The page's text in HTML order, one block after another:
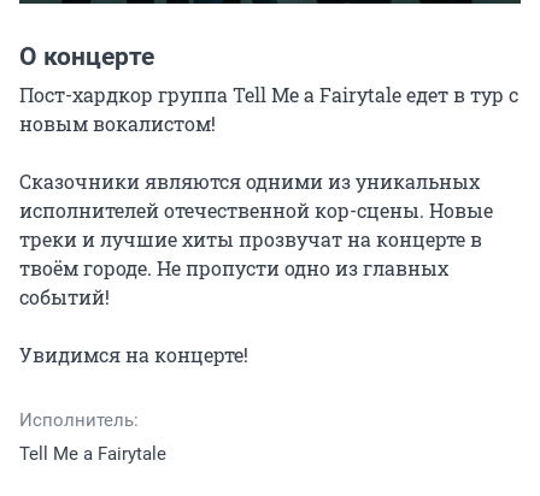
О концерте
Пост-хардкор группа Tell Me a Fairytale едет в тур с
новым вокалистом!
Сказочники являются одними из уникальных
исполнителей отечественной кор-сцены. Новые
треки и лучшие хиты прозвучат на концерте в
твоём городе. Не пропусти одно из главных
событий!
Увидимся на концерте!
Исполнитель:
Tell Me a Fairytale